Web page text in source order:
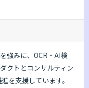
強みに、OCR・AI検
クトとコンサルティン
を支援しています。